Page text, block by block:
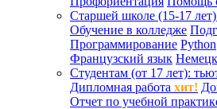
Старшей школе (15-17
Обучение в колледже
Программирование Python
Французский язык
Студентам (от 17 лет):
Дипломная работа хит!
Отчет по учебной